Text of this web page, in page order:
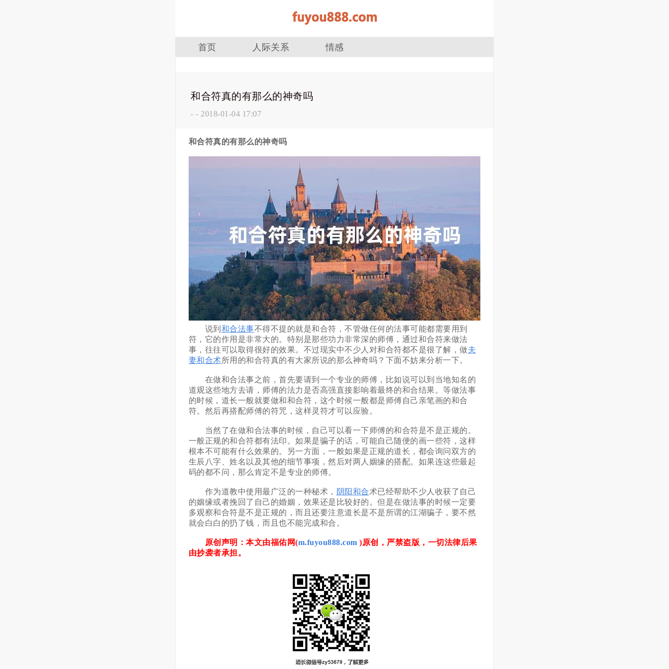
首页 人际关系 情感
和合符真的有那么的神奇吗
- - 2018-01-04 17:07
和合符真的有那么的神奇吗
说到 和合法事不得不提的就是和合符，不管做任何的法事可能都需要用到
符，它的作用是非常大的。特别是那些功力非常深的师傅，通过和合符来做法
事，往往可以取得很好的效果。不过现实中不少人对和合符都不是很了解，做夫
妻和合术所用的和合符真的有大家所说的那么神奇吗？下面不妨来分析一下。
在做和合法事之前，首先要请到一个专业的师傅，比如说可以到当地知名的
道观这些地方去请，师傅的法力是否高强直接影响着最终的和合结果。等做法事
的时候，道长一般就要做和和合符，这个时候一般都是师傅自己亲笔画的和合
符。然后再搭配师傅的符咒，这样灵符才可以应验。
当然了在做和合法事的时候，自己可以看一下师傅的和合符是不是正规的。
一般正规的和合符都有法印。如果是骗子的话，可能自己随便的画一些符，这样
根本不可能有什么效果的。另一方面，一般如果是正规的道长，都会询问双方的
生辰八字、姓名以及其他的细节事项，然后对两人姻缘的搭配。如果连这些最起
码的都不问，那么肯定不是专业的师傅。
作为道教中使用最广泛的一种秘术， 阴阳和合术已经帮助不少人收获了自己
的姻缘或者挽回了自己的婚姻，效果还是比较好的。但是在做法事的时候一定要
多观察和合符是不是正规的，而且还要注意道长是不是所谓的江湖骗子，要不然
就会白白的扔了钱，而且也不能完成和合。
原创声明：本文由福佑网(m.fuyou888.com )原创，严禁盗版，一切法律后果
由抄袭者承担。